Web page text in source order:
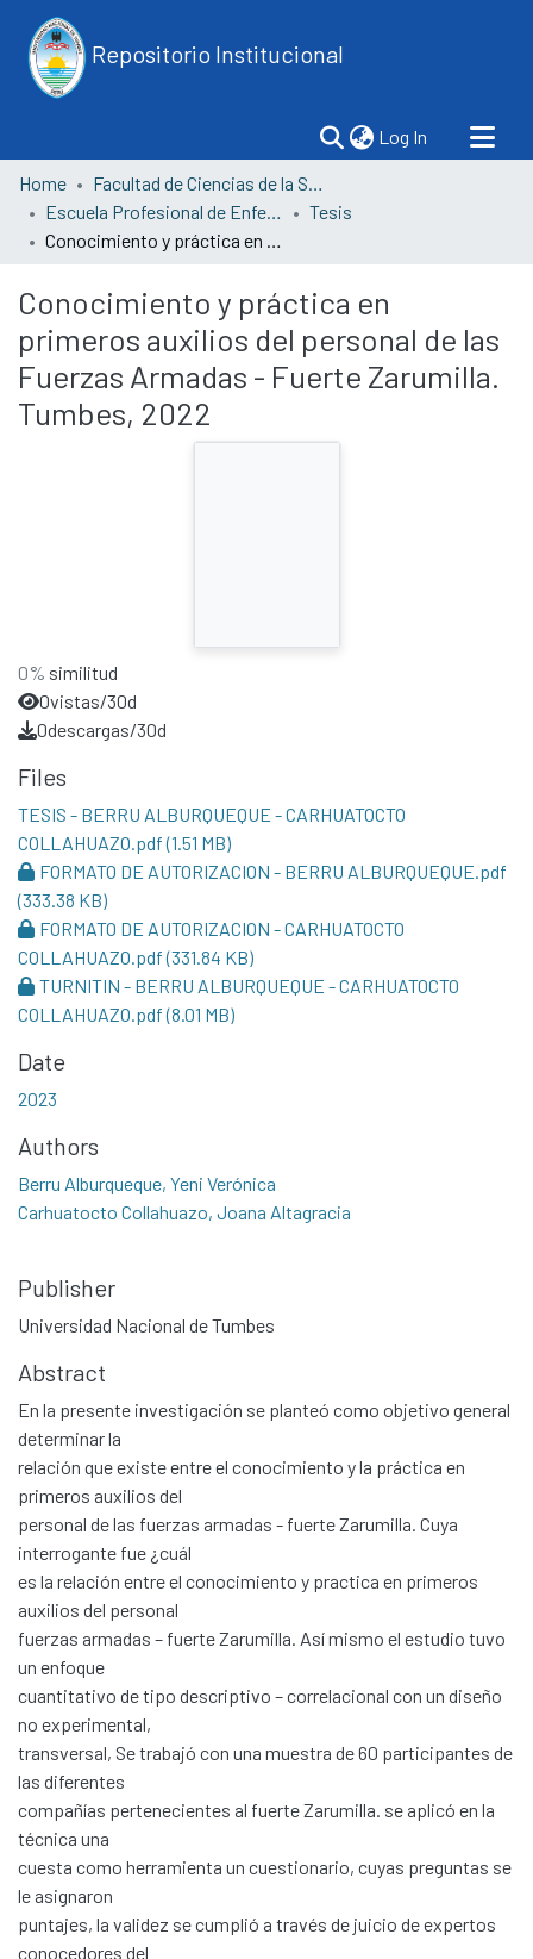
Repositorio Institucional
Log In (current)
Home
Facultad de Ciencias de la Salud
Escuela Profesional de Enfermería
Tesis
Conocimiento y práctica en primeros auxilios del personal de las Fuerzas Armadas - Fuerte Zarumilla. Tumbes, 2022
Conocimiento y práctica en
primeros auxilios del personal de las
Fuerzas Armadas - Fuerte Zarumilla.
Tumbes, 2022
0% similitud
0vistas/30d
0descargas/30d
Files
TESIS - BERRU ALBURQUEQUE - CARHUATOCTO
COLLAHUAZO.pdf(1.51 MB)
FORMATO DE AUTORIZACION - BERRU ALBURQUEQUE.pdf
(333.38 KB)
FORMATO DE AUTORIZACION - CARHUATOCTO
COLLAHUAZO.pdf(331.84 KB)
TURNITIN - BERRU ALBURQUEQUE - CARHUATOCTO
COLLAHUAZO.pdf(8.01 MB)
Date
2023
Authors
Berru Alburqueque, Yeni Verónica
Carhuatocto Collahuazo, Joana Altagracia
Publisher
Universidad Nacional de Tumbes
Abstract
En la presente investigación se planteó como objetivo general
determinar la
relación que existe entre el conocimiento y la práctica en
primeros auxilios del
personal de las fuerzas armadas - fuerte Zarumilla. Cuya
interrogante fue ¿cuál
es la relación entre el conocimiento y practica en primeros
auxilios del personal
fuerzas armadas – fuerte Zarumilla. Así mismo el estudio tuvo
un enfoque
cuantitativo de tipo descriptivo – correlacional con un diseño
no experimental,
transversal, Se trabajó con una muestra de 60 participantes de
las diferentes
compañías pertenecientes al fuerte Zarumilla. se aplicó en la
técnica una
cuesta como herramienta un cuestionario, cuyas preguntas se
le asignaron
puntajes, la validez se cumplió a través de juicio de expertos
conocedores del